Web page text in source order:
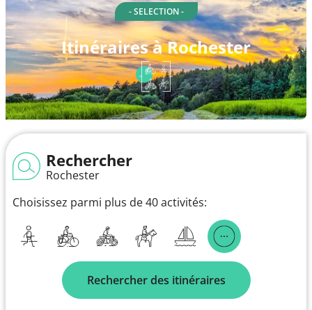
- SELECTION -
Itinéraires à Rochester
Rechercher
Rochester
Choisissez parmi plus de 40 activités:
Rechercher des itinéraires